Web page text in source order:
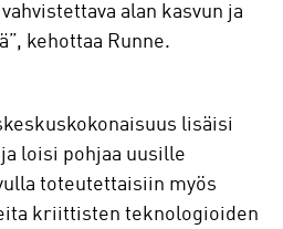
alan kasvun ja
kehottaa Runne.
lisäisi
loisi pohjaa uusille
toteutettaisiin myös
kriittisten teknologioiden